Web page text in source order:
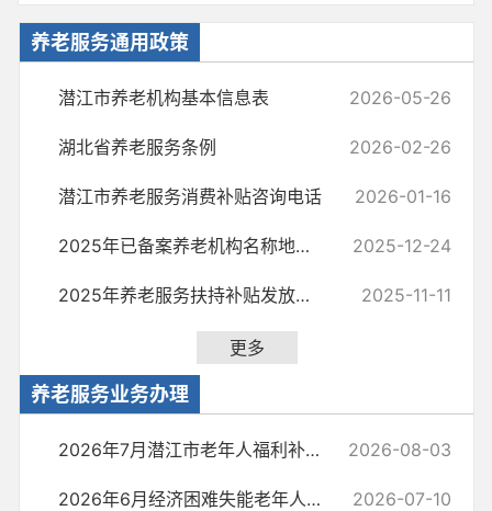
养老服务通用政策
潜江市养老机构基本信息表 2026-05-26
湖北省养老服务条例 2026-02-26
潜江市养老服务消费补贴咨询电话 2026-01-16
2025年已备案养老机构名称地址床位数 2025-12-24
2025年养老服务扶持补贴发放情况 2025-11-11
更多
养老服务业务办理
2026年7月潜江市老年人福利补贴发放公示 2026-08-03
2026年6月经济困难失能老年人集中照护补助发放明细表 2026-07-10